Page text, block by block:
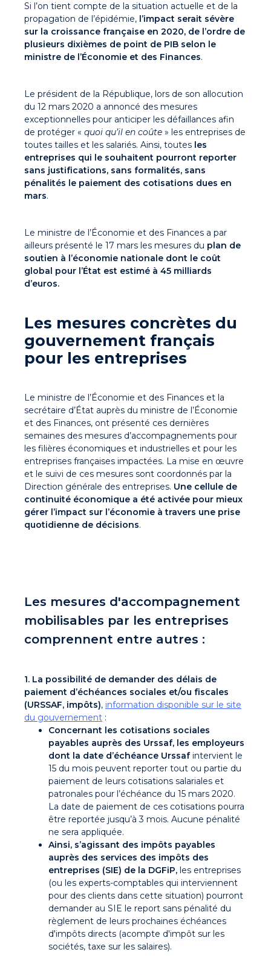
Si l’on tient compte de la situation actuelle et de la
propagation de l’épidémie, l’impact serait sévère
sur la croissance française en 2020, de l’ordre de
plusieurs dixièmes de point de PIB selon le
ministre de l’Économie et des Finances.
Le président de la République, lors de son allocution
du 12 mars 2020 a annoncé des mesures
exceptionnelles pour anticiper les défaillances afin
de protéger « quoi qu’il en coûte » les entreprises de
toutes tailles et les salariés. Ainsi, toutes les
entreprises qui le souhaitent pourront reporter
sans justifications, sans formalités, sans
pénalités le paiement des cotisations dues en
mars.
Le ministre de l’Économie et des Finances a par
ailleurs présenté le 17 mars les mesures du plan de
soutien à l’économie nationale dont le coût
global pour l’État est estimé à 45 milliards
d’euros.
Les mesures concrètes du
gouvernement français
pour les entreprises
Le ministre de l’Économie et des Finances et la
secrétaire d’État auprès du ministre de l’Économie
et des Finances, ont présenté ces dernières
semaines des mesures d’accompagnements pour
les filières économiques et industrielles et pour les
entreprises françaises impactées. La mise en œuvre
et le suivi de ces mesures sont coordonnés par la
Direction générale des entreprises. Une cellule de
continuité économique a été activée pour mieux
gérer l’impact sur l’économie à travers une prise
quotidienne de décisions.
Les mesures d'accompagnement
mobilisables par les entreprises
comprennent entre autres :
1. La possibilité de demander des délais de
paiement d’échéances sociales et/ou fiscales
(URSSAF, impôts), information disponible sur le site
du gouvernement :
Concernant les cotisations sociales
payables auprès des Urssaf, les employeurs
dont la date d’échéance Urssafintervient le
15 du mois peuvent reporter tout ou partie du
paiement de leurs cotisations salariales et
patronales pour l’échéance du 15 mars 2020.
La date de paiement de ces cotisations pourra
être reportée jusqu’à 3 mois. Aucune pénalité
ne sera appliquée.
Ainsi, s’agissant des impôts payables
auprès des services des impôts des
entreprises (SIE) de la DGFiP, les entreprises
(ou les experts-comptables qui interviennent
pour des clients dans cette situation) pourront
demander au SIE le report sans pénalité du
règlement de leurs prochaines échéances
d'impôts directs (acompte d'impôt sur les
sociétés, taxe sur les salaires).